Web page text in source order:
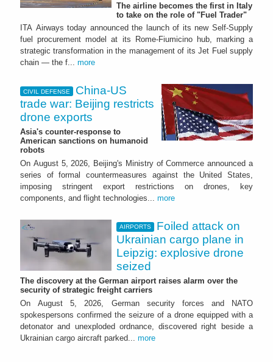
The airline becomes the first in Italy
to take on the role of "Fuel Trader"
ITA Airways today announced the launch of its new Self-Supply
fuel procurement model at its Rome-Fiumicino hub, marking a
strategic transformation in the management of its Jet Fuel supply
chain — the f... more
CIVIL DEFENSE
China-US
trade war: Beijing restricts
drone exports
Asia's counter-response to
American sanctions on humanoid
robots
On August 5, 2026, Beijing's Ministry of Commerce announced a
series of formal countermeasures against the United States,
imposing stringent export restrictions on drones, key
components, and flight technologies... more
AIRPORTS
Foiled attack on
Ukrainian cargo plane in
Leipzig: explosive drone
seized
The discovery at the German airport raises alarm over the
security of strategic freight carriers
On August 5, 2026, German security forces and NATO
spokespersons confirmed the seizure of a drone equipped with a
detonator and unexploded ordnance, discovered right beside a
Ukrainian cargo aircraft parked... more